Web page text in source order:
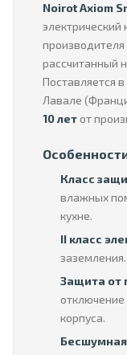
Noirot Axiom
электрический
рассчитанный
Поставляется
Лавале
10 летот
Класс
влажных
кухне.
II класс
заземления.
Защита от
отключение
корпуса.